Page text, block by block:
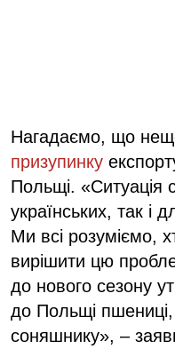
Нагадаємо, що
призупинку
Польщі. «Ситуація
українських, так і
Ми всі розуміємо,
вирішити цю
до нового сезону
до Польщі пшениці,
соняшнику», –